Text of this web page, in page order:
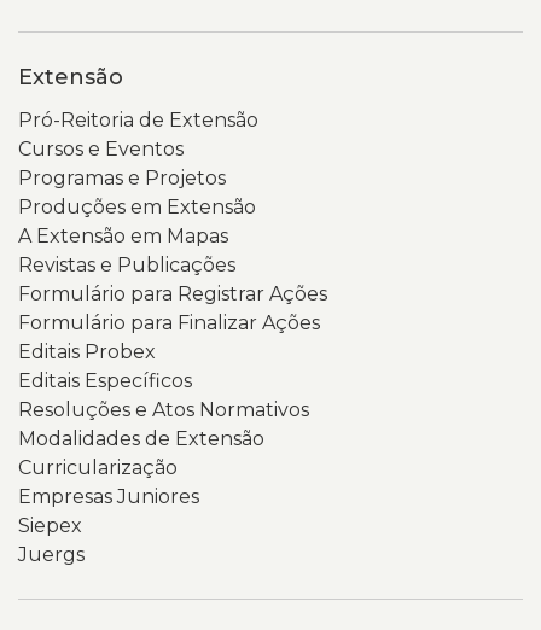
visualizar
dois
em
destaque
nas
cores
preta
e
amarela,
além
de
um
código
QR
na
parte
inferior
da
de
navegação.
banner
em
tons
de
verde
destaca
o
nome
do
portal.
Abaixo,
há
uma
coluna
lateral
com
Extensão
Pró-Reitoria de Extensão
Cursos e Eventos
Programas e Projetos
Produções em Extensão
A Extensão em Mapas
Revistas e Publicações
Formulário para Registrar Ações
Formulário para Finalizar Ações
Editais Probex
Editais Específicos
Resoluções e Atos Normativos
Modalidades de Extensão
Curricularização
Empresas Juniores
Siepex
Juergs